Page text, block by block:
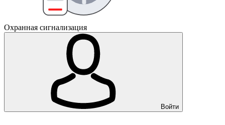
Охранная сигнализация
Войти